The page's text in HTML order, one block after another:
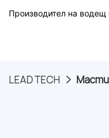
Производител на водещ
LEAD TECH